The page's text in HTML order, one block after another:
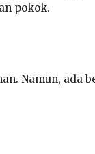
pokok.
Namun, ada